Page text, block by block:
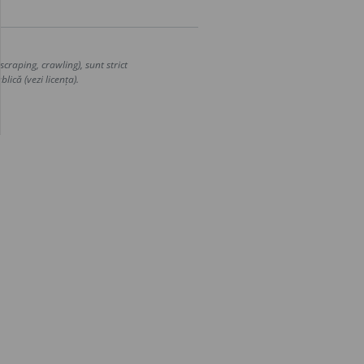
crawling), sunt strict
(vezi licența).